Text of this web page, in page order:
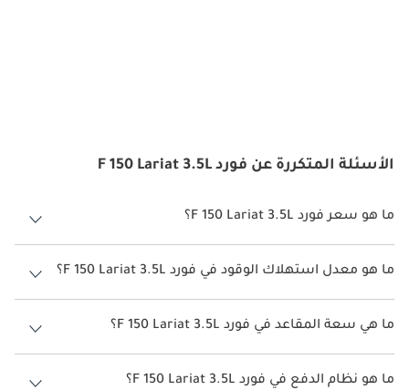
الأسئلة المتكررة عن فورد F 150 Lariat 3.5L
ما هو سعر فورد F 150 Lariat 3.5L؟
سعر فورد F 150 Lariat 3.5L هو درهم 255,000.
ما هو معدل استهلاك الوقود في فورد F 150 Lariat 3.5L؟
يبلغ معدل استهلاك الوقود المقترح من الشركة المصنعة لسيارة فورد F 150
2026 من 6 كم/ليتر - 10 كم/ليتر.
ما هي سعة المقاعد في فورد F 150 Lariat 3.5L؟
تتسع فورد F 150 Lariat 3.5L لأ 5 أشخاص.
ما هو نظام الدفع في فورد F 150 Lariat 3.5L؟